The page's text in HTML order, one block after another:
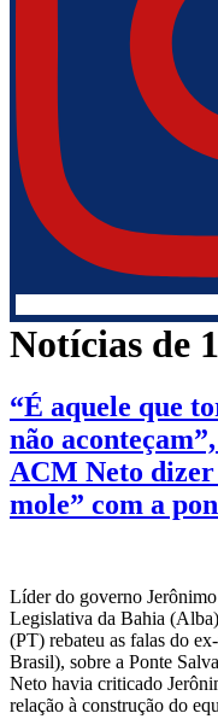
Notícias de
“É aquele que
não
ACM Neto
mole” com a
Líder do governo
Legislativa da Bahia
(PT) rebateu as falas do
Brasil), sobre a Ponte
Neto havia criticado
relação à construção do